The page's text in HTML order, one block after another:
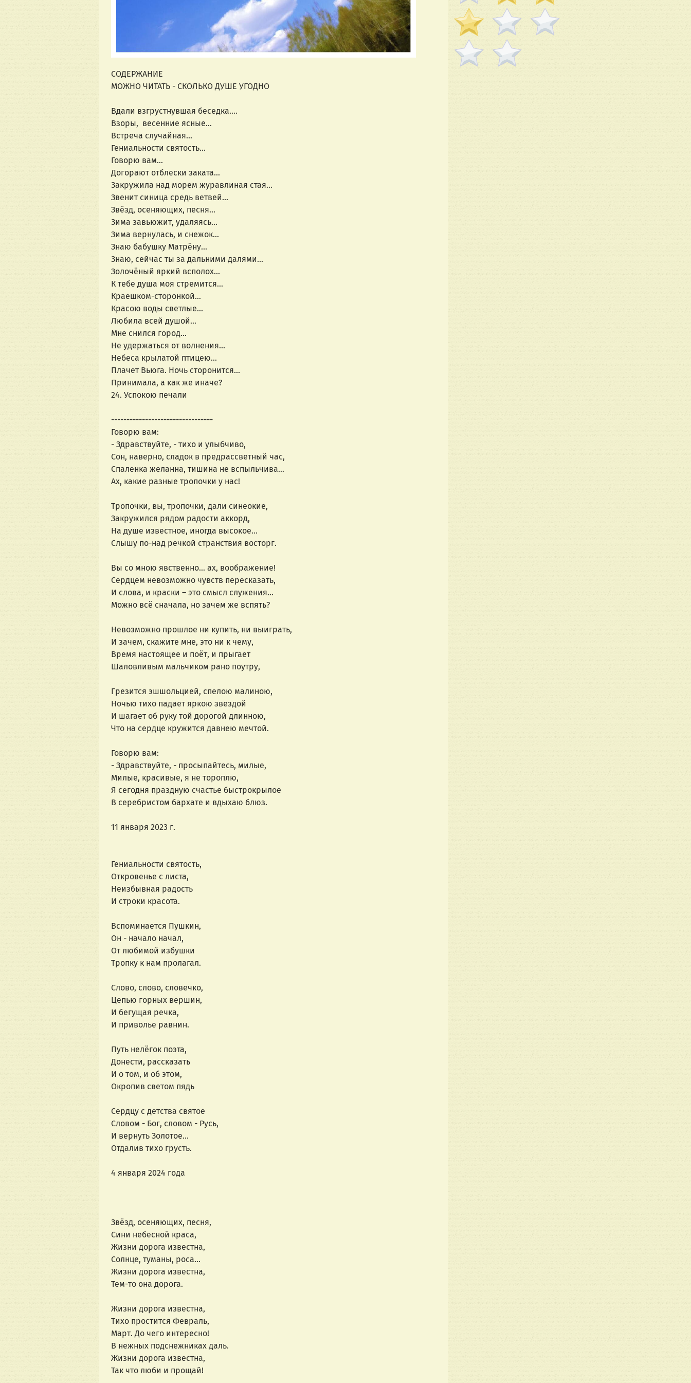
СОДЕРЖАНИЕ
МОЖНО ЧИТАТЬ - СКОЛЬКО ДУШЕ УГОДНО
Вдали взгрустнувшая беседка....
Взоры,  весенние ясные...
Встреча случайная...
Гениальности святость...
Говорю вам...
Догорают отблески заката...
Закружила над морем журавлиная стая...
Звенит синица средь ветвей...
Звёзд, осеняющих, песня...
Зима завьюжит, удаляясь...
Зима вернулась, и снежок...
Знаю бабушку Матрёну...
Знаю, сейчас ты за дальними далями...
Золочёный яркий всполох...
К тебе душа моя стремится...
Краешком-сторонкой...
Красою воды светлые...
Любила всей душой...
Мне снился город...
Не удержаться от волнения...
Небеса крылатой птицею...
Плачет Вьюга. Ночь сторонится...
Принимала, а как же иначе?
24. Успокою печали
---------------------------------
Говорю вам:
- Здравствуйте, - тихо и улыбчиво,
Сон, наверно, сладок в предрассветный час,
Спаленка желанна, тишина не вспыльчива…
Ах, какие разные тропочки у нас!
Тропочки, вы, тропочки, дали синеокие,
Закружился рядом радости аккорд,
На душе известное, иногда высокое…
Слышу по-над речкой странствия восторг.
Вы со мною явственно… ах, воображение!
Сердцем невозможно чувств пересказать,
И слова, и краски – это смысл служения…
Можно всё сначала, но зачем же вспять?
Невозможно прошлое ни купить, ни выиграть,
И зачем, скажите мне, это ни к чему,
Время настоящее и поёт, и прыгает
Шаловливым мальчиком рано поутру,
Грезится эшшольцией, спелою малиною,
Ночью тихо падает яркою звездой
И шагает об руку той дорогой длинною,
Что на сердце кружится давнею мечтой.
Говорю вам:
- Здравствуйте, - просыпайтесь, милые,
Милые, красивые, я не тороплю,
Я сегодня праздную счастье быстрокрылое
В серебристом бархате и вдыхаю блюз.
11 января 2023 г.
Гениальности святость,
Откровенье с листа,
Неизбывная радость
И строки красота.
Вспоминается Пушкин,
Он - начало начал,
От любимой избушки
Тропку к нам пролагал.
Слово, слово, словечко,
Цепью горных вершин,
И бегущая речка,
И приволье равнин.
Путь нелёгок поэта,
Донести, рассказать
И о том, и об этом,
Окропив светом пядь
Сердцу с детства святое
Словом - Бог, словом - Русь,
И вернуть Золотое...
Отдалив тихо грусть.
4 января 2024 года
Звёзд, осеняющих, песня,
Сини небесной краса,
Жизни дорога известна,
Солнце, туманы, роса...
Жизни дорога известна,
Тем-то она дорога.
Жизни дорога известна,
Тихо простится Февраль,
Март. До чего интересно!
В нежных подснежниках даль.
Жизни дорога известна,
Так что люби и прощай!